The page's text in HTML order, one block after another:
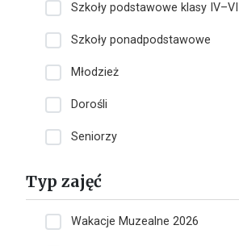
Szkoły podstawowe klasy IV–VIII
Szkoły ponadpodstawowe
Młodzież
Dorośli
Seniorzy
Typ zajęć
Wakacje Muzealne 2026